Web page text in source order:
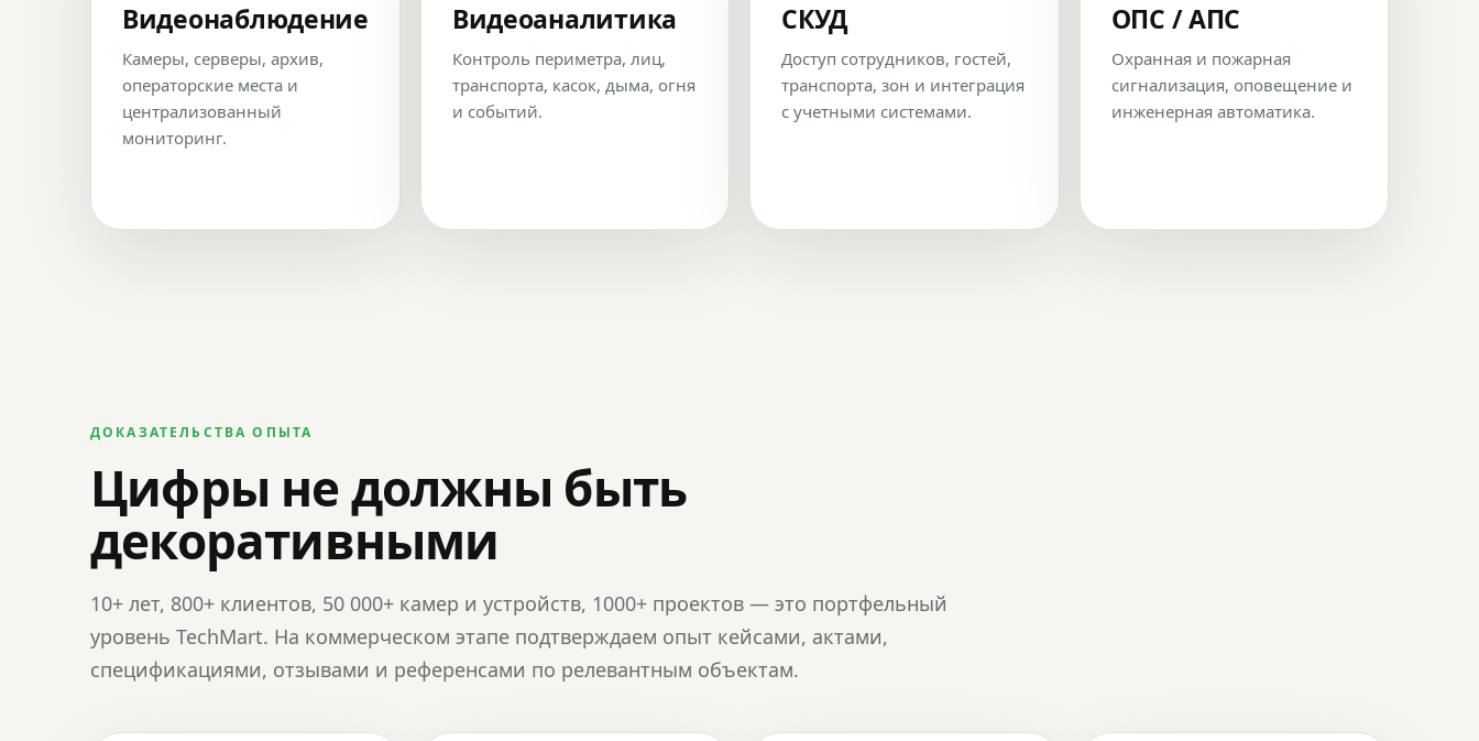
Видеонаблюдение
Камеры, серверы, архив,
операторские места и
централизованный
мониторинг.
Видеоаналитика
Контроль периметра, лиц,
транспорта, касок, дыма, огня
и событий.
СКУД
Доступ сотрудников, гостей,
транспорта, зон и интеграция
с учетными системами.
ОПС / АПС
Охранная и пожарная
сигнализация, оповещение и
инженерная автоматика.
ДОКАЗАТЕЛЬСТВА ОПЫТА
Цифры не должны быть
декоративными
10+ лет, 800+ клиентов, 50 000+ камер и устройств, 1000+ проектов — это портфельный
уровень TechMart. На коммерческом этапе подтверждаем опыт кейсами, актами,
спецификациями, отзывами и референсами по релевантным объектам.